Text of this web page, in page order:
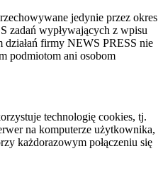
jedynie przez okres
zadań wypływających z wpisu
działań firmy NEWS PRESS nie
podmiotom ani osobom
technologię cookies, tj.
na komputerze użytkownika,
każdorazowym połączeniu się